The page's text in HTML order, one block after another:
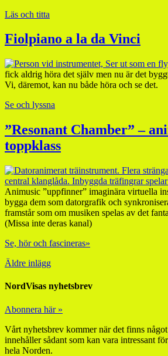
Läs och titta
Fiolpiano a la da Vinci
fick aldrig höra det själv men nu är det
Vi, däremot, kan nu både höra och se det.
Se och lyssna
”Resonant Chamber” –
toppklass
Animusic ”uppfinner” imaginära virtuella
bygga dem som datorgrafik och
framstår som om musiken spelas av det
(Missa inte deras kanal)
Se, hör och fascineras»
Äldre inlägg
NordVisas nyhetsbrev
Abonnera här »
Vårt nyhetsbrev kommer när det finns
innehåller sådant som kan vara intressant
hela Norden.